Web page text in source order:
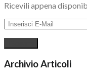
Ricevili appena
Archivio Articoli